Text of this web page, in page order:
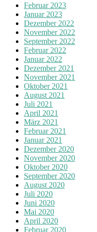
Februar 2023
Januar 2023
Dezember 2022
November 2022
September 2022
Februar 2022
Januar 2022
Dezember 2021
November 2021
Oktober 2021
August 2021
Juli 2021
April 2021
März 2021
Februar 2021
Januar 2021
Dezember 2020
November 2020
Oktober 2020
September 2020
August 2020
Juli 2020
Juni 2020
Mai 2020
April 2020
Februar 2020